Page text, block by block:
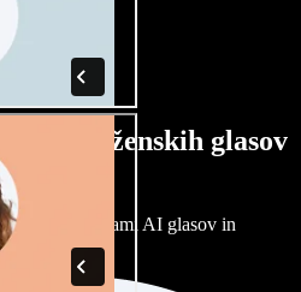
in ženskih glasov
med stotinami AI glasov in